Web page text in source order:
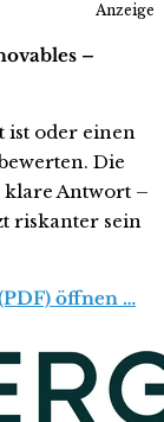
Anzeige
–
ist oder einen
Die
klare Antwort –
riskanter sein
öffnen …